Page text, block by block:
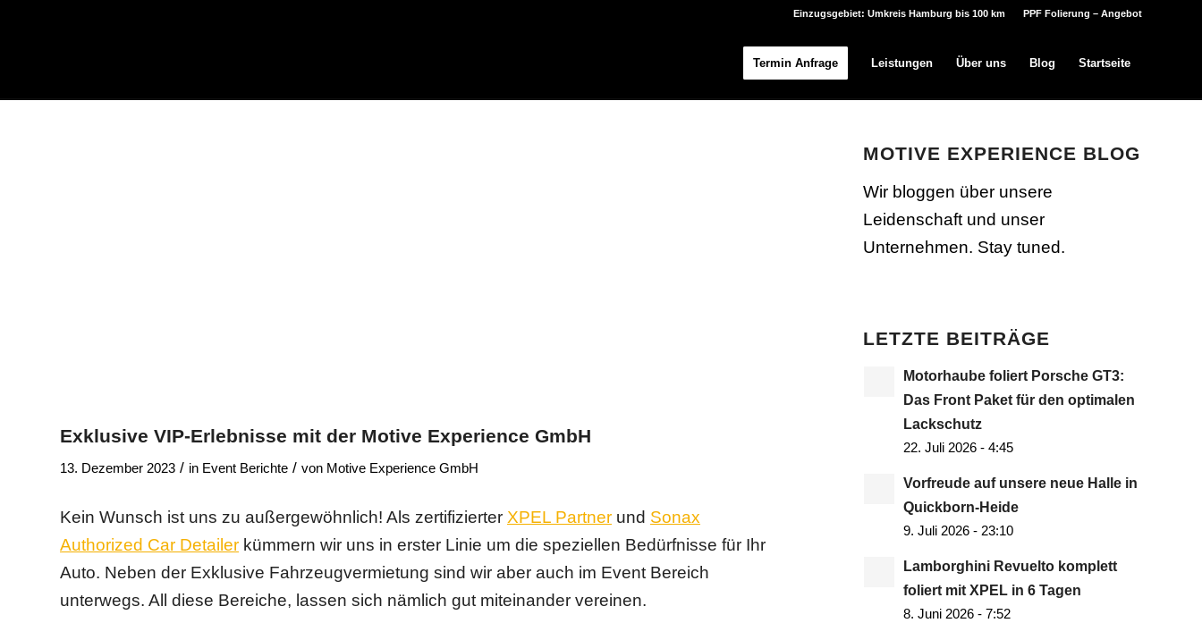
PPF Folierung – Angebot
Einzugsgebiet: Umkreis Hamburg bis 100 km
Termin Anfrage Leistungen Über uns Blog Startseite
Exklusive VIP-Erlebnisse mit der Motive Experience GmbH
13. Dezember 2023 / in Event Berichte / von Motive Experience GmbH
Kein Wunsch ist uns zu außergewöhnlich! Als zertifizierter XPEL Partner und Sonax
Authorized Car Detailer kümmern wir uns in erster Linie um die speziellen Bedürfnisse für Ihr
Auto. Neben der Exklusive Fahrzeugvermietung sind wir aber auch im Event Bereich
unterwegs. All diese Bereiche, lassen sich nämlich gut miteinander vereinen.
MOTIVE EXPERIENCE BLOG
Wir bloggen über unsere
Leidenschaft und unser
Unternehmen. Stay tuned.
LETZTE BEITRÄGE
Motorhaube foliert Porsche GT3:
Das Front Paket für den optimalen
Lackschutz
22. Juli 2026 - 4:45
Vorfreude auf unsere neue Halle in
Quickborn-Heide
9. Juli 2026 - 23:10
Lamborghini Revuelto komplett
foliert mit XPEL in 6 Tagen
8. Juni 2026 - 7:52